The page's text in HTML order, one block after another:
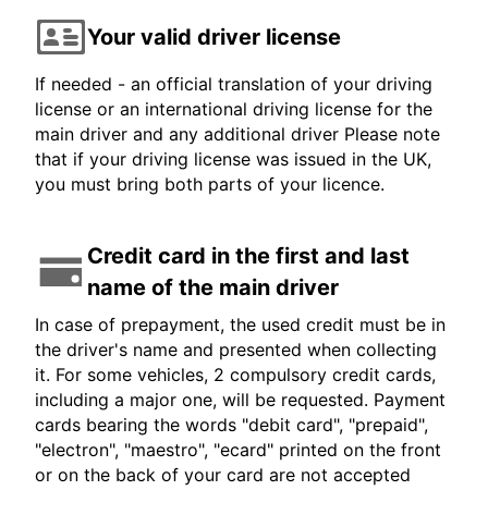
Your valid driver license
If needed - an official translation of your driving
license or an international driving license for the
main driver and any additional driver Please note
that if your driving license was issued in the UK,
you must bring both parts of your licence.
Credit card in the first and last
name of the main driver
In case of prepayment, the used credit must be in
the driver's name and presented when collecting
it. For some vehicles, 2 compulsory credit cards,
including a major one, will be requested. Payment
cards bearing the words "debit card", "prepaid",
"electron", "maestro", "ecard" printed on the front
or on the back of your card are not accepted